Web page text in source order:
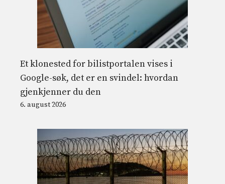
Et klonested for bilistportalen vises i
Google-søk, det er en svindel: hvordan
gjenkjenner du den
6. august 2026